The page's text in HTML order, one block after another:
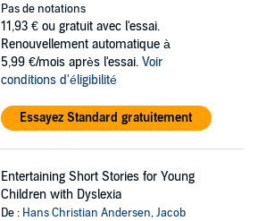
Pas de notations
11,93 € ou gratuit avec l'essai.
Renouvellement automatique à
5,99 €/mois après l'essai. Voir
conditions d'éligibilité
Essayez Standard gratuitement
Entertaining Short Stories for Young
Children with Dyslexia
De : Hans Christian Andersen,Jacob